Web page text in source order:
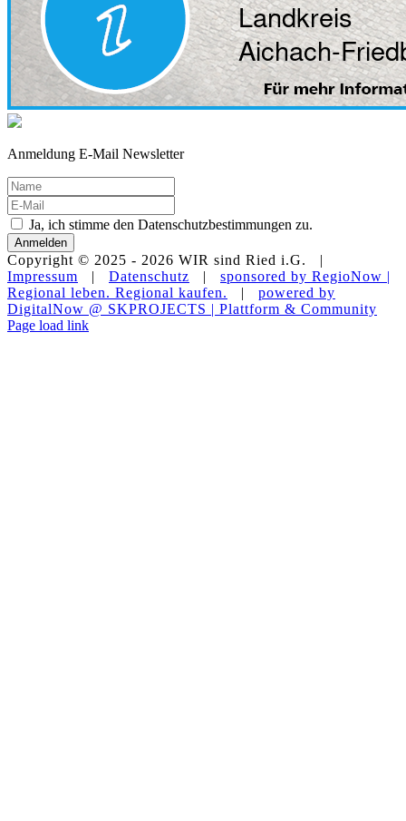
Anmeldung E-Mail Newsletter
Ja, ich stimme den Datenschutzbestimmungen zu.
Anmelden
Copyright © 2025 - 2026 WIR sind Ried i.G. |
Impressum | Datenschutz | sponsored by RegioNow |
Regional leben. Regional kaufen.
| powered by
DigitalNow @ SKPROJECTS | Plattform & Community
E-
WhatsApp
Facebook
Instagram
YouTube
Page load link